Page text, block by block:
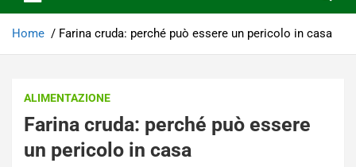
Home Farina cruda: perché può essere un pericolo in casa
ALIMENTAZIONE
Farina cruda: perché può essere
un pericolo in casa